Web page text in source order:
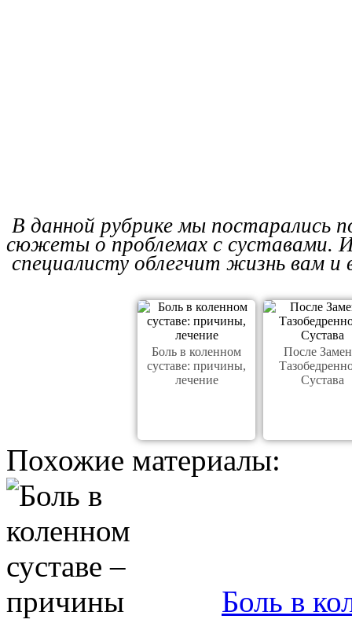
В данной рубрике мы постарались
сюжеты о проблемах с суставами.
специалисту облегчит жизнь вам
Боль в коленном
суставе: причины,
лечение
После
Сустава
Похожие материалы:
Боль в